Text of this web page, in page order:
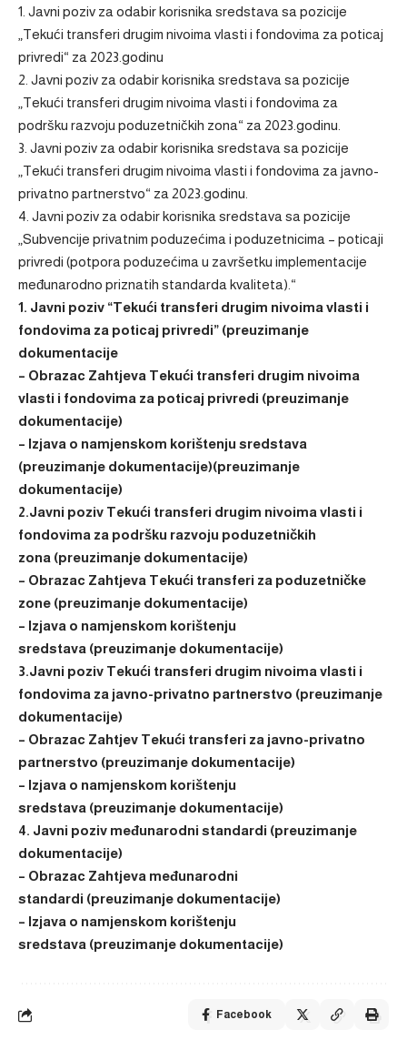
1. Javni poziv za odabir korisnika sredstava sa pozicije
„Tekući transferi drugim nivoima vlasti i fondovima za poticaj
privredi“ za 2023.godinu
2. Javni poziv za odabir korisnika sredstava sa pozicije
„Tekući transferi drugim nivoima vlasti i fondovima za
podršku razvoju poduzetničkih zona“ za 2023.godinu.
3. Javni poziv za odabir korisnika sredstava sa pozicije
„Tekući transferi drugim nivoima vlasti i fondovima za javno-
privatno partnerstvo“ za 2023.godinu.
4. Javni poziv za odabir korisnika sredstava sa pozicije
„Subvencije privatnim poduzećima i poduzetnicima – poticaji
privredi (potpora poduzećima u završetku implementacije
međunarodno priznatih standarda kvaliteta).“
1. Javni poziv “Tekući transferi drugim nivoima vlasti i
fondovima za poticaj privredi” (preuzimanje
dokumentacije
– Obrazac Zahtjeva Tekući transferi drugim nivoima
vlasti i fondovima za poticaj privredi (preuzimanje
dokumentacije)
– Izjava o namjenskom korištenju sredstava
(preuzimanje dokumentacije)(preuzimanje
dokumentacije)
2.Javni poziv Tekući transferi drugim nivoima vlasti i
fondovima za podršku razvoju poduzetničkih
zona (preuzimanje dokumentacije)
– Obrazac Zahtjeva Tekući transferi za poduzetničke
zone (preuzimanje dokumentacije)
– Izjava o namjenskom korištenju
sredstava (preuzimanje dokumentacije)
3.Javni poziv Tekući transferi drugim nivoima vlasti i
fondovima za javno-privatno partnerstvo (preuzimanje
dokumentacije)
– Obrazac Zahtjev Tekući transferi za javno-privatno
partnerstvo (preuzimanje dokumentacije)
– Izjava o namjenskom korištenju
sredstava (preuzimanje dokumentacije)
4. Javni poziv međunarodni standardi (preuzimanje
dokumentacije)
– Obrazac Zahtjeva međunarodni
standardi (preuzimanje dokumentacije)
– Izjava o namjenskom korištenju
sredstava (preuzimanje dokumentacije)
Facebook